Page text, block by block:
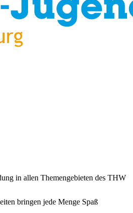
in allen Themengebieten des THW
bringen jede Menge Spaß